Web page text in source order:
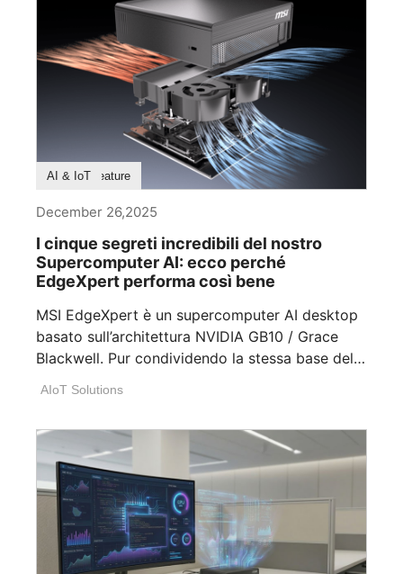
Labs
Product Feature
AI & IoT
December 26,2025
I cinque segreti incredibili del nostro
Supercomputer AI: ecco perché
EdgeXpert performa così bene
MSI EdgeXpert è un supercomputer AI desktop
basato sull’architettura NVIDIA GB10 / Grace
Blackwell. Pur condividendo la stessa base del
AIoT Solutions